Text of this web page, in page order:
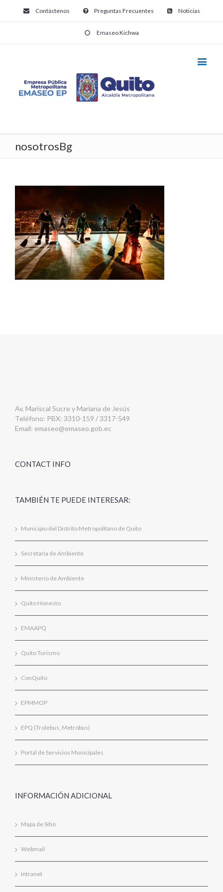
Contáctenos Preguntas Frecuentes Noticias
Emaseo Kichwa
nosotrosBg
Av. Mariscal Sucre y Mariana de Jesús
Teléfono: PBX: 3310-159 / 3317-549
Email: emaseo@emaseo.gob.ec
CONTACT INFO
TAMBIÉN TE PUEDE INTERESAR:
Municipio del Distrito Metropolitano de Quito
Secretaría de Ambiente
Ministerio de Ambiente
Quito Honesto
EMAAPQ
Quito Turismo
ConQuito
EPMMOP
EPQ (Trolebus, Metrobus)
Portal de Servicios Municipales
INFORMACIÓN ADICIONAL
Mapa de Sitio
Webmail
Intranet